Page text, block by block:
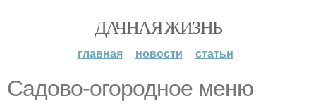
ДАЧНАЯ ЖИЗНЬ
главная новости статьи
Садово‑огородное меню